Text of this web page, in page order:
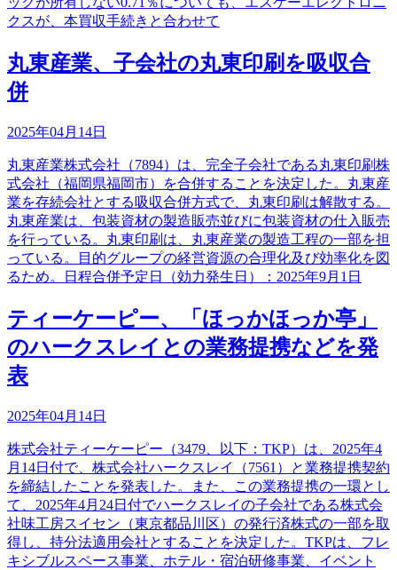
クスが、本買収手続きと合わせて
丸東産業、子会社の丸東印刷を吸収合
併
2025年04月14日
丸東産業株式会社（7894）は、完全子会社である丸東印刷株
式会社（福岡県福岡市）を合併することを決定した。丸東産
業を存続会社とする吸収合併方式で、丸東印刷は解散する。
丸東産業は、包装資材の製造販売並びに包装資材の仕入販売
を行っている。丸東印刷は、丸東産業の製造工程の一部を担
っている。目的グループの経営資源の合理化及び効率化を図
るため。日程合併予定日（効力発生日）：2025年9月1日
ティーケーピー、「ほっかほっか亭」
のハークスレイとの業務提携などを発
表
2025年04月14日
株式会社ティーケーピー（3479、以下：TKP）は、2025年4
月14日付で、株式会社ハークスレイ（7561）と業務提携契約
を締結したことを発表した。また、この業務提携の一環とし
て、2025年4月24日付でハークスレイの子会社である株式会
社味工房スイセン（東京都品川区）の発行済株式の一部を取
得し、持分法適用会社とすることを決定した。TKPは、フレ
キシブルスペース事業、ホテル・宿泊研修事業、イベント